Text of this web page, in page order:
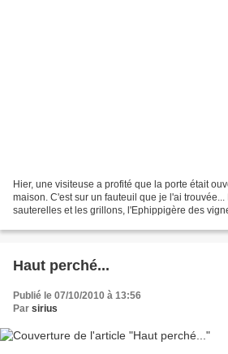
Hier, une visiteuse a profité que la porte était
maison. C'est sur un fauteuil que je l'ai
sauterelles et les grillons, l'Ephippigère des
Haut perché...
Publié le 07/10/2010 à 13:56
Par sirius